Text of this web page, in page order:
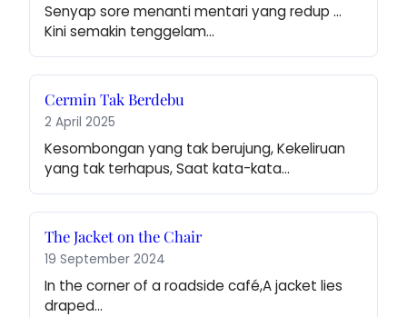
Senyap sore menanti mentari yang redup …
Kini semakin tenggelam…
Cermin Tak Berdebu
2 April 2025
Kesombongan yang tak berujung, Kekeliruan
yang tak terhapus, Saat kata-kata…
The Jacket on the Chair
19 September 2024
In the corner of a roadside café,A jacket lies
draped…